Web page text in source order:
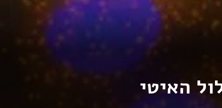
האיטי